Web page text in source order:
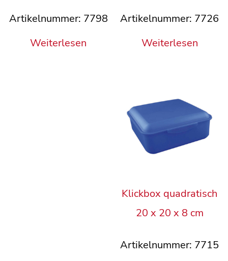
Artikelnummer: 7726
Weiterlesen
Artikelnummer: 7798
Weiterlesen
Klickbox quadratisch
20 x 20 x 8 cm
Artikelnummer: 7715